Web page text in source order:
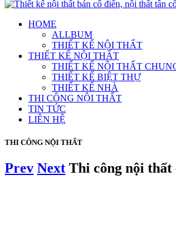
HOME
ALLBUM
THIẾT KẾ NỘI THẤT
THIẾT KẾ NỘI THẤT
THIẾT KẾ NỘI THẤT
THIẾT KẾ BIỆT THỰ
THIẾT KẾ NHÀ
THI CÔNG NỘI THẤT
TIN TỨC
LIÊN HỆ
THI CÔNG NỘI THẤT
Prev Next Thi công nội